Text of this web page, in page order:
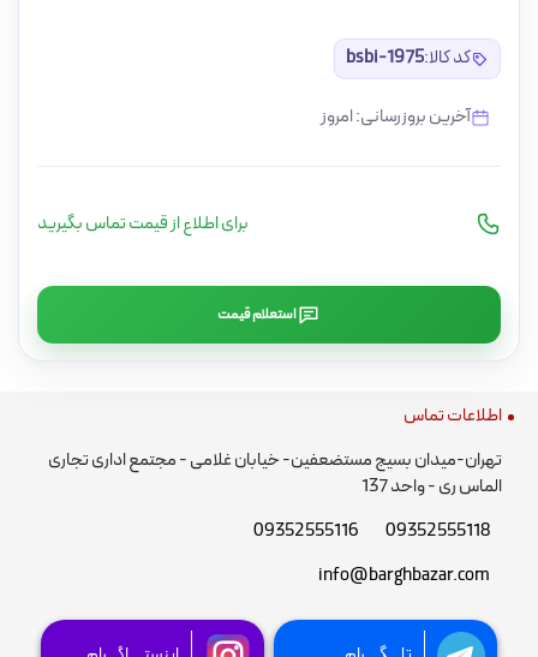
کد کالا:bsbi-1975
آخرین بروزرسانی: امروز
برای اطلاع از قیمت تماس بگیرید
استعلام قیمت
اطلاعات تماس
تهران-میدان بسیج مستضعفین- خیابان غلامی - مجتمع اداری تجاری
الماس ری - واحد 137
09352555118
09352555116
info@barghbazar.com